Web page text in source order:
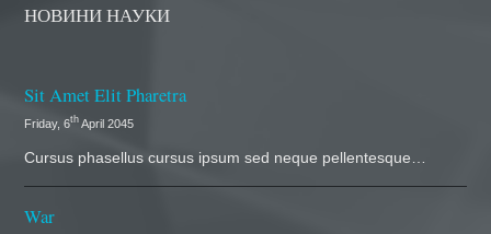
НОВИНИ НАУКИ
Sit Amet Elit Pharetra
Friday, 6th April 2045
Cursus phasellus cursus ipsum sed neque pellentesque…
War